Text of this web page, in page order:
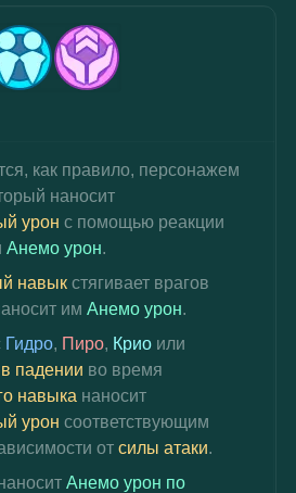
как правило, персонажем
наносит
урон с помощью реакции
Анемо урон.
навык стягивает врагов
им Анемо урон.
Гидро, Пиро, Крио или
падении во время
навыка наносит
урон соответствующим
от силы атаки.
Анемо урон по